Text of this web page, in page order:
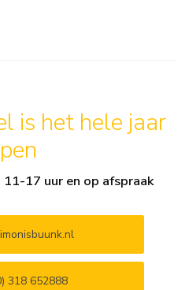
is het hele jaar
17 uur en op afspraak
318 652888